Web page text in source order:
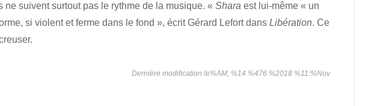
suivent surtout pas le rythme de la musique. « Shara est lui-même « un
si violent et ferme dans le fond », écrit Gérard Lefort dans Libération. Ce
Dernière modification le%AM, %14 %476 %2018 %11:%Nov